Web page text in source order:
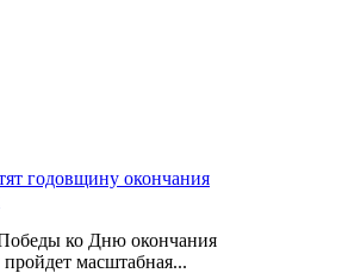
годовщину окончания
ко Дню окончания
масштабная...